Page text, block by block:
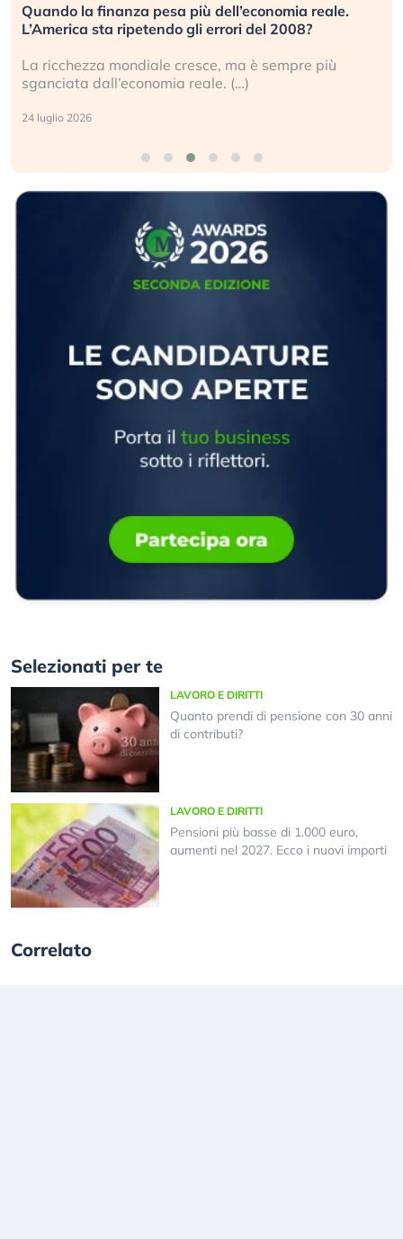
Quando la finanza pesa più dell’economia reale.
L’America sta ripetendo gli errori del 2008?
La ricchezza mondiale cresce, ma è sempre più
sganciata dall’economia reale. (…)
24 luglio 2026
Selezionati per te
LAVORO E DIRITTI
Quanto prendi di pensione con 30 anni
di contributi?
LAVORO E DIRITTI
Pensioni più basse di 1.000 euro,
aumenti nel 2027. Ecco i nuovi importi
Correlato